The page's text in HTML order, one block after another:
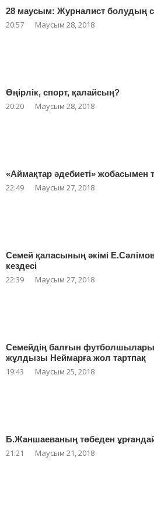
28 маусым: Журналист
20:57 Маусым 28, 2018
Өңірлік, спорт, қалайсың?
20:20 Маусым 28, 2018
«Аймақтар әдебиеті»
22:49 Маусым 27, 2018
Семей қаласының әкімі
кездесі
22:39 Маусым 27, 2018
Семейдің балғын
жұлдызы Неймарға жол тартпақ
19:43 Маусым 25, 2018
Б.Жаншаеваның төбеден
21:21 Маусым 21, 2018